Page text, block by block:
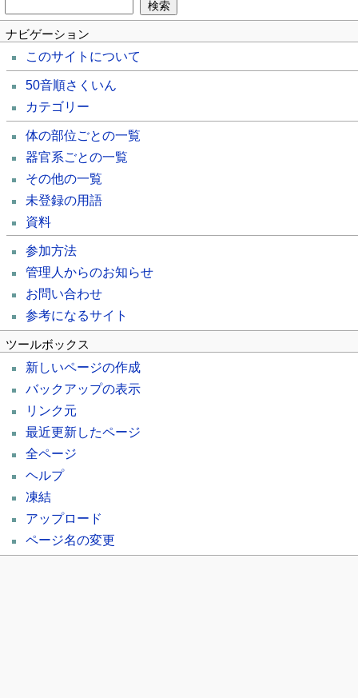
ナビゲーション
このサイトについて
50音順さくいん
カテゴリー
体の部位ごとの一覧
器官系ごとの一覧
その他の一覧
未登録の用語
資料
参加方法
管理人からのお知らせ
お問い合わせ
参考になるサイト
ツールボックス
新しいページの作成
バックアップの表示
リンク元
最近更新したページ
全ページ
ヘルプ
凍結
アップロード
ページ名の変更